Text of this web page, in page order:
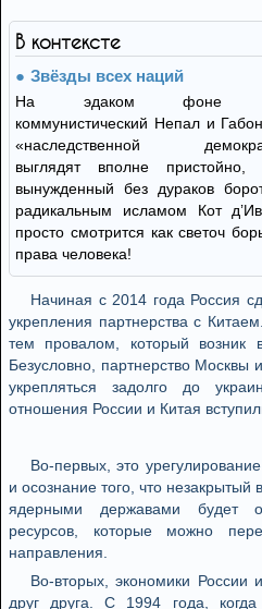
В контексте
Звёзды всех наций
На эдаком фоне
коммунистический Непал и
«наследственной
выглядят вполне
вынужденный без дураков
радикальным исламом Кот
просто смотрится как светоч
права человека!
Начиная с 2014 года Россия
укрепления партнерства с
тем провалом, который
Безусловно, партнерство Москвы
укрепляться задолго до
отношения России и Китая
Во-первых, это
и осознание того, что
ядерными державами будет
ресурсов, которые можно
направления.
Во-вторых, экономики России
друг друга. С 1994 года,